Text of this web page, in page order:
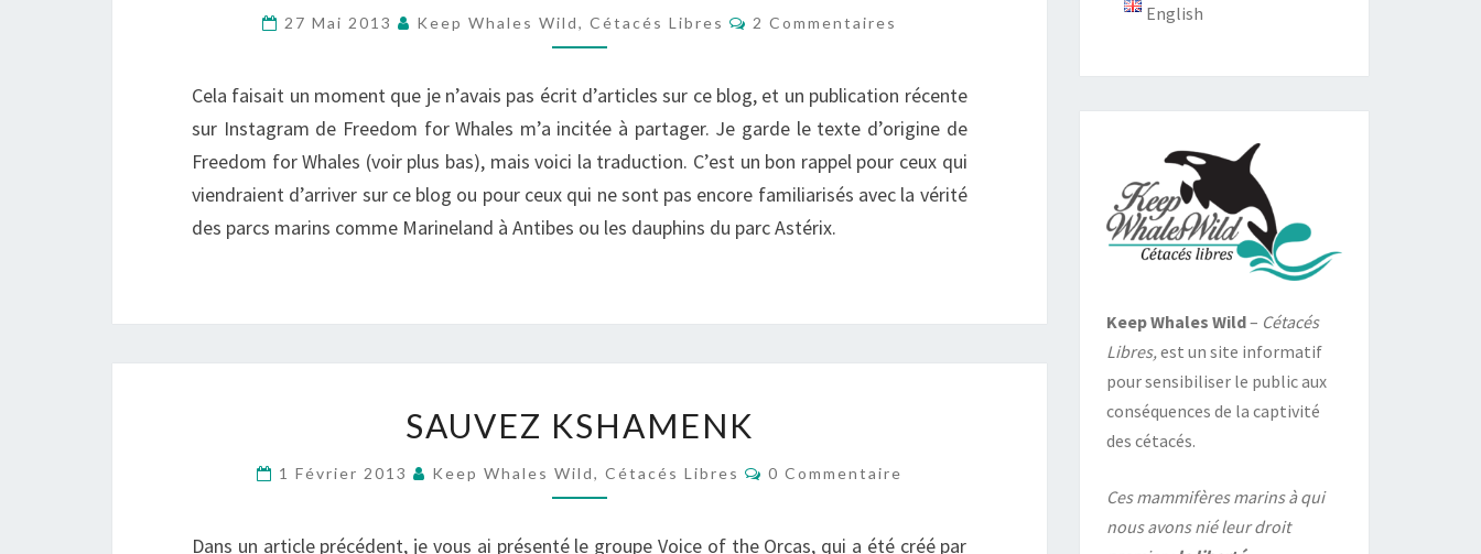
27 Mai 2013 Keep Whales Wild, Cétacés Libres Commentaires
2 Commentaires
Cela faisait un moment que je n’avais pas écrit d’articles sur ce blog, et un publication récente
sur Instagram de Freedom for Whales m’a incitée à partager. Je garde le texte d’origine de
Freedom for Whales (voir plus bas), mais voici la traduction. C’est un bon rappel pour ceux qui
viendraient d’arriver sur ce blog ou pour ceux qui ne sont pas encore familiarisés avec la vérité
des parcs marins comme Marineland à Antibes ou les dauphins du parc Astérix.
KSHAMENK
SAUVEZ KSHAMENK
1 Février 2013 Keep Whales Wild, Cétacés Libres Commentaires
0 Commentaire
Dans un article précédent, je vous ai présenté le groupe Voice of the Orcas, qui a été créé par
English
Keep Whales Wild– Cétacés
Libres, est un site informatif
pour sensibiliser le public aux
conséquences de la captivité
des cétacés.
Ces mammifères marins à qui
nous avons nié leur droit